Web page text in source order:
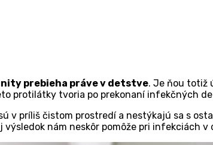
prebieha práve v detstve. Je ňou totiž
protilátky tvoria po prekonaní infekčných
v príliš čistom prostredí a nestýkajú sa s
výsledok nám neskôr pomôže pri infekciách v